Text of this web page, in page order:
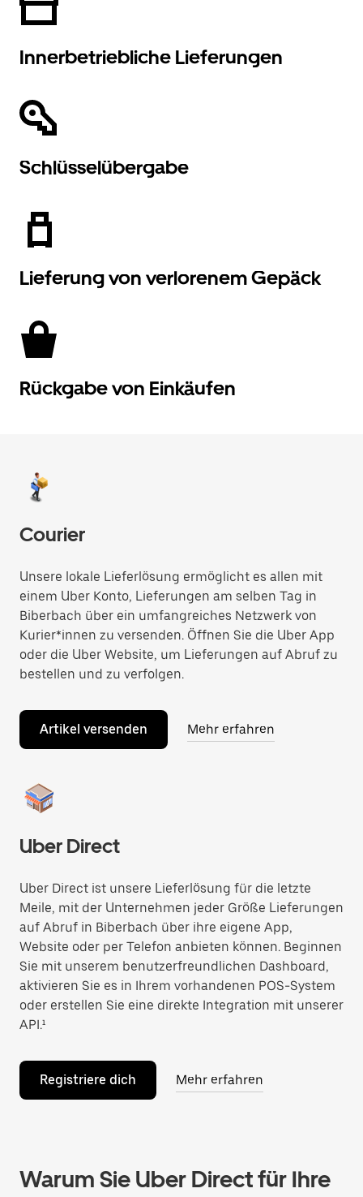
Innerbetriebliche Lieferungen
Schlüsselübergabe
Lieferung von verlorenem Gepäck
Rückgabe von Einkäufen
Courier
Unsere lokale Lieferlösung ermöglicht es allen mit
einem Uber Konto, Lieferungen am selben Tag in
Biberbach über ein umfangreiches Netzwerk von
Kurier*innen zu versenden. Öffnen Sie die Uber App
oder die Uber Website, um Lieferungen auf Abruf zu
bestellen und zu verfolgen.
Artikel versenden Mehr erfahren
Uber Direct
Uber Direct ist unsere Lieferlösung für die letzte
Meile, mit der Unternehmen jeder Größe Lieferungen
auf Abruf in Biberbach über ihre eigene App,
Website oder per Telefon anbieten können. Beginnen
Sie mit unserem benutzerfreundlichen Dashboard,
aktivieren Sie es in Ihrem vorhandenen POS-System
oder erstellen Sie eine direkte Integration mit unserer
API.¹
Registriere dich Mehr erfahren
Warum Sie Uber Direct für Ihre